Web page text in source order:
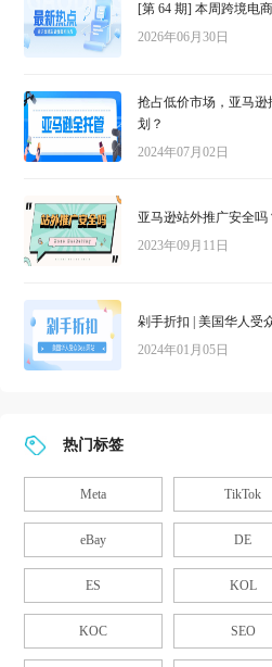
[第 64 期] 本周跨
2026年06月30日
抢占低价市场，亚马
划？
2024年07月02日
亚马逊站外推广安全吗
2023年09月11日
剁手折扣 | 美国华人受
2024年01月05日
热门标签
Meta TikTok
eBay DE
ES KOL
KOC SEO